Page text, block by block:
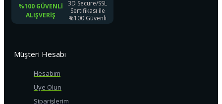
%100 GÜVENLI
ALIŞVERIŞ
3D Secure/SSL
Sertifikası ile
%100 Güvenli
Müşteri Hesabı
Hesabım
Üye Olun
Siparişlerim